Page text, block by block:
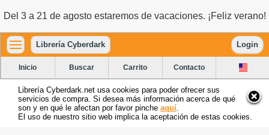
Del 3 a 21 de agosto estaremos de vacaciones. ¡Feliz verano!
Librería Cyberdark Login
Inicio Buscar Carrito Contacto
Librería Cyberdark.net usa cookies para poder ofrecer sus
servicios de compra. Si desea más información acerca de qué
son y en qué le afectan por favor pinche aquí
El uso de nuestro sitio web implica la aceptación de estas cookies.